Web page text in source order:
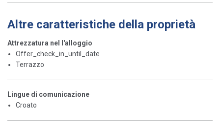
Altre caratteristiche della proprietà
Attrezzatura nel l'alloggio
Offer_check_in_until_date
Terrazzo
Lingue di comunicazione
Croato